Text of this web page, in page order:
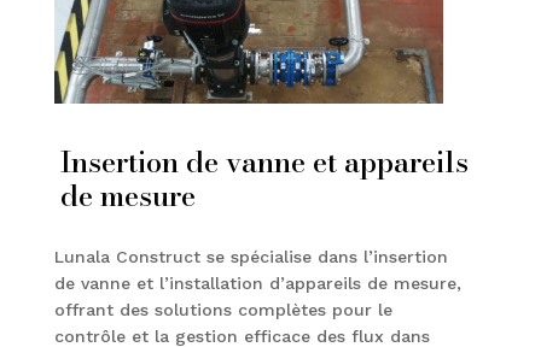
Insertion de vanne et appareils
de mesure
Lunala Construct se spécialise dans l’insertion
de vanne et l’installation d’appareils de mesure,
offrant des solutions complètes pour le
contrôle et la gestion efficace des flux dans